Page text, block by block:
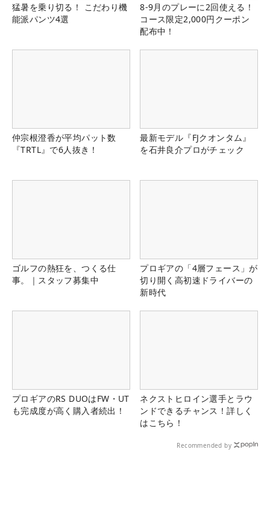
猛暑を乗り切る！ こだわり機
能派パンツ4選
8-9月のプレーに2回使える！
コース限定2,000円クーポン
配布中！
仲宗根澄香が平均パット数
『TRTL』で6人抜き！
最新モデル『FJクオンタム』
を石井良介プロがチェック
ゴルフの熱狂を、つくる仕
事。｜スタッフ募集中
プロギアの「4層フェース」が
切り開く高初速ドライバーの
新時代
プロギアのRS DUOはFW・UT
も完成度が高く購入者続出！
ネクストヒロイン選手とラウ
ンドできるチャンス！詳しく
はこちら！
Recommended by